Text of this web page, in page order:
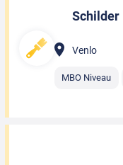
Schilder
Venlo
MBO Niveau